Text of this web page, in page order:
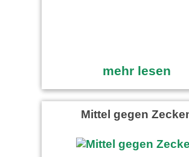
mehr lesen
Mittel gegen